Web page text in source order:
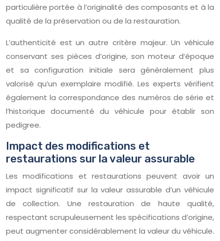
particulière portée à l’originalité des composants et à la
qualité de la préservation ou de la restauration.
L’authenticité est un autre critère majeur. Un véhicule
conservant ses pièces d’origine, son moteur d’époque
et sa configuration initiale sera généralement plus
valorisé qu’un exemplaire modifié. Les experts vérifient
également la correspondance des numéros de série et
l’historique documenté du véhicule pour établir son
pedigree.
Impact des modifications et
restaurations sur la valeur assurable
Les modifications et restaurations peuvent avoir un
impact significatif sur la valeur assurable d’un véhicule
de collection. Une restauration de haute qualité,
respectant scrupuleusement les spécifications d’origine,
peut augmenter considérablement la valeur du véhicule.